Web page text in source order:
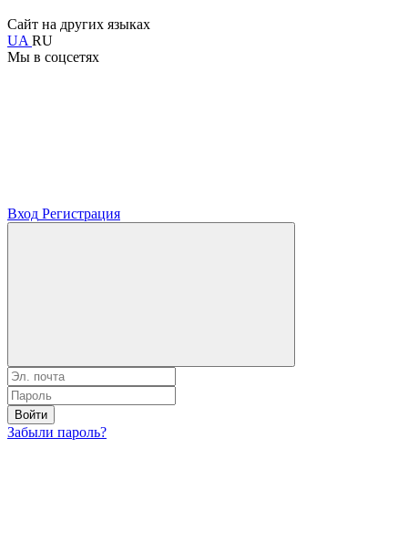
Сайт на других языках
UA RU
Мы в соцсетях
Вход Регистрация
Войти
Забыли пароль?